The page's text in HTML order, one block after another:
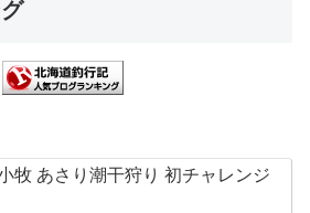
牧 あさり潮干狩り 初チャレンジ